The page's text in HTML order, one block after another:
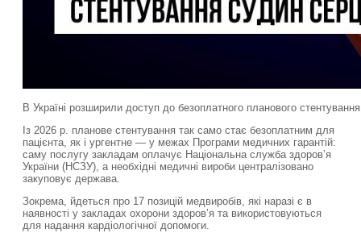
В Україні розширили доступ до безоплатного планового
Із 2026 р. планове стентування так само стає безоплатним для
пацієнта, як і ургентне — у межах Програми медичних гарантій:
саму послугу закладам оплачує Національна служба здоров’я
України (НСЗУ), а необхідні медичні вироби централізовано
закуповує держава.
Зокрема, йдеться про 17 позицій медвиробів, які наразі є в
наявності у закладах охорони здоров’я та використовуються
для надання кардіологічної допомоги.